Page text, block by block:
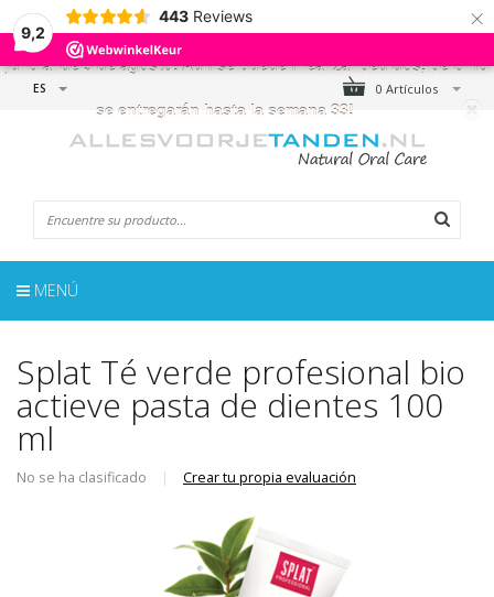
9,2
443 Reviews ×
0 Artículos
ES
MENÚ
Splat Té verde profesional bio
actieve pasta de dientes 100
ml
No se ha clasificado | Crear tu propia evaluación
← ¡NÓTESE BIEN!- ¡La tienda online estará cerrada del 17 de
julio al de 9 de agosto! Aún se pueden realizar pedidos, pero no
se entregarán hasta la semana 33!